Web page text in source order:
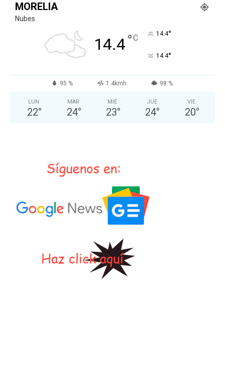
MORELIA
Nubes
14.4°C 14.4°
14.4°
95 % 1.4kmh 98 %
LUN
22°
MAR
24°
MIÉ
23°
JUE
24°
VIE
20°